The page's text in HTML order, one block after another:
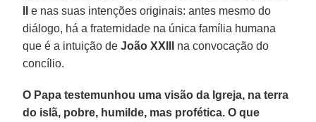
e nas suas intenções originais: antes mesmo do
diálogo, há a fraternidade na única família humana
que é a intuição deJoão XXIII
na convocação do
concílio.
O Papa testemunhou uma visão da Igreja, na terra
do islã, pobre, humilde, mas profética. O que